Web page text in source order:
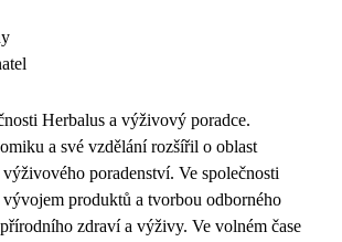
Herbalus a výživový poradce.
a své vzdělání rozšířil o oblast
poradenství. Ve společnosti
produktů a tvorbou odborného
zdraví a výživy. Ve volném čase